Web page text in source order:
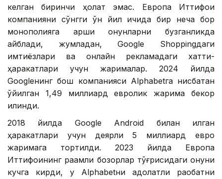
келган биринчи ҳолат эмас. Европа Иттифоқи
компанияни сўнгги ўн йил ичида бир неча бор
монополияга қарши қонунларни бузганликда
айблади, жумладан, Google Shoppingдаги
имтиёзлари ва онлайн рекламадаги хатти-
ҳаракатлари учун жарималар. 2024 йилда
Googleнинг бош компанияси Alphabetга нисбатан
қўйилган 1,49 миллиард евролик жарима бекор
қилинди.
2018 йилда Google Android билан қилган
ҳаракатлари учун деярли 5 миллиард евро
жаримага тортилди. 2023 йилда Европа
Иттифоқининг рақамли бозорлар тўғрисидаги қонуни
кучга кирди, у Alphabetни адолатли рақобатни